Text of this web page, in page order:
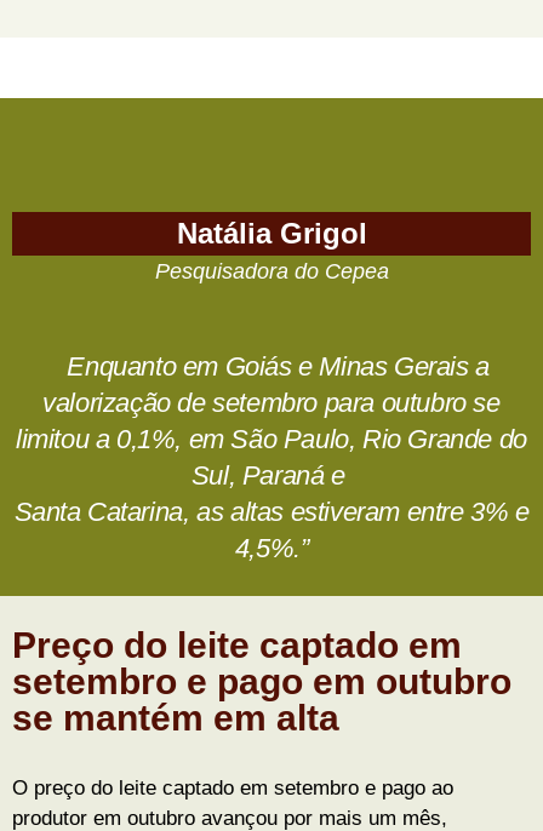
Natália Grigol
Pesquisadora do Cepea
Enquanto em Goiás e Minas Gerais a
valorização de setembro para outubro se
limitou a 0,1%, em São Paulo, Rio Grande do
Sul, Paraná e
Santa Catarina, as altas estiveram entre 3% e
4,5%.”
Preço do leite captado em
setembro e pago em outubro
se mantém em alta
O preço do leite captado em setembro e pago ao
produtor em outubro avançou por mais um mês,